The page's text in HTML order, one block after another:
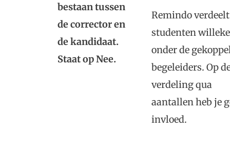
bestaan tussen
de corrector en
de kandidaat.
Staat op Nee.
Remindo
studenten
onder de
begeleiders. Op
verdeling qua
aantallen heb je
invloed.